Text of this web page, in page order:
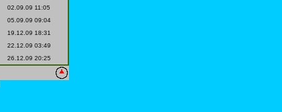
02.09.09 11:05
05.09.09 09:04
19.12.09 18:31
22.12.09 03:49
26.12.09 20:25